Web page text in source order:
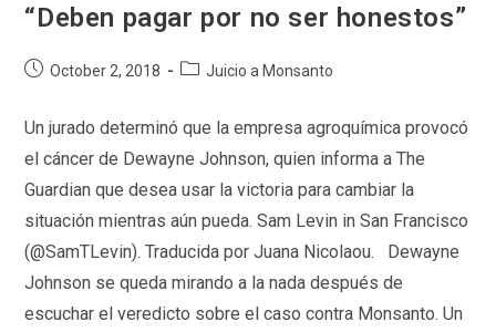
“Deben pagar por no ser honestos”
PostOctober 2, 2018
PostJuicio a Monsanto
Un jurado determinó que la empresa agroquímica provocó
el cáncer de Dewayne Johnson, quien informa a The
Guardian que desea usar la victoria para cambiar la
situación mientras aún pueda. Sam Levin in San Francisco
(@SamTLevin). Traducida por Juana Nicolaou. Dewayne
Johnson se queda mirando a la nada después de
escuchar el veredicto sobre el caso contra Monsanto. Un